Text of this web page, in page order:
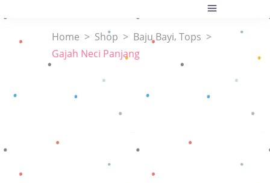
Home > Shop > Baju Bayi, Tops >
Gajah Neci Panjang